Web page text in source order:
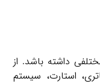
داشته باشد. از
استارت، سیستم